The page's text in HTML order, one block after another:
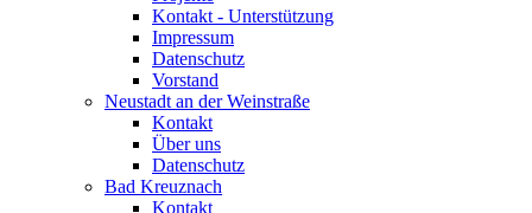
Kontakt - Unterstützung
Impressum
Datenschutz
Vorstand
Neustadt an der Weinstraße
Kontakt
Über uns
Datenschutz
Bad Kreuznach
Kontakt